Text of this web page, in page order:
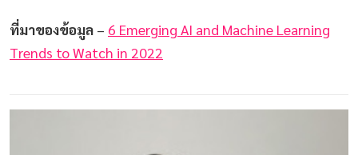
ที่มาของข้อมูล – 6 Emerging AI and Machine Learning
Trends to Watch in 2022